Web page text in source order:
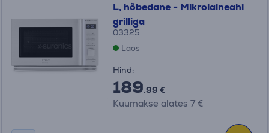
L, hõbedane - Mikrolaineahi
grilliga
03325
Laos
Hind:
189.99 €
Kuumakse alates 7 €